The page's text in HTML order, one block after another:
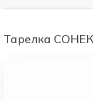
Тарелка